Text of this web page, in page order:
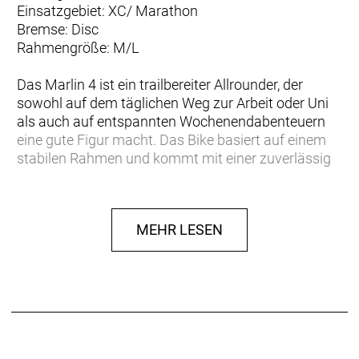
Einsatzgebiet: XC/ Marathon
Bremse: Disc
Rahmengröße: M/L
Das Marlin 4 ist ein trailbereiter Allrounder, der
sowohl auf dem täglichen Weg zur Arbeit oder Uni
als auch auf entspannten Wochenendabenteuern
eine gute Figur macht. Das Bike basiert auf einem
stabilen Rahmen und kommt mit einer zuverlässig
Gepäckträger und Seitenständer. Egal, ob du damit
zur Uni fährst, zur Arbeit pendelst oder deine lokalen
Trails unsicher machst, das Marlin 4 kombiniert den
MEHR LESEN